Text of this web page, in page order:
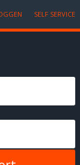
SELF SERVICE